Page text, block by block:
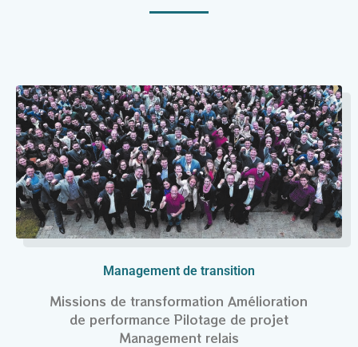
Management de transition
Missions de transformation Amélioration
de performance Pilotage de projet
Management relais